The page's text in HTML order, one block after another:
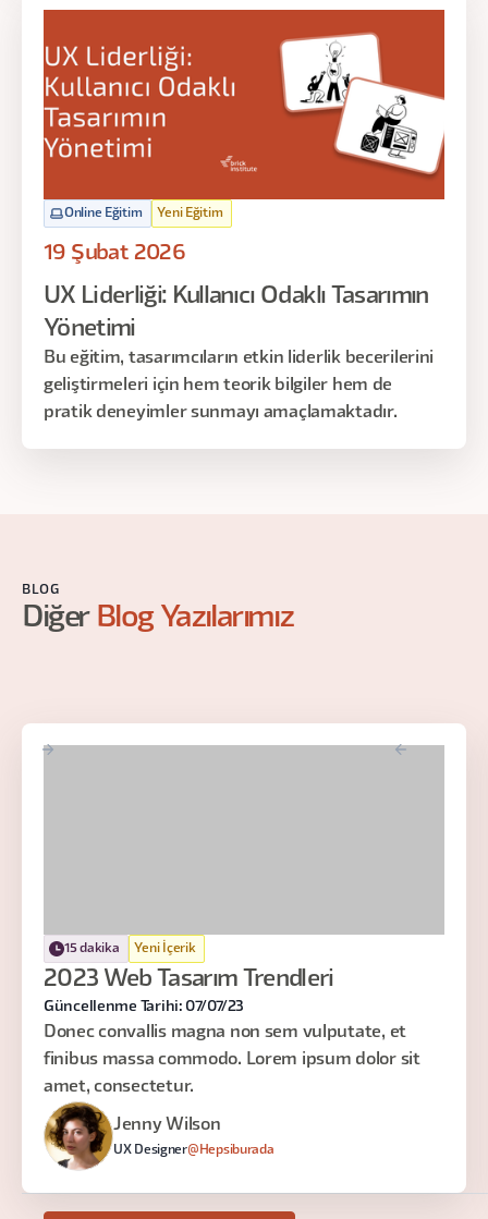
bir web sitesinin Handoff aşamasına kadar
tamamlanmasını içermektedir. Her katılımcının 1:1
mentorluk görüşmesi hakkı bulunmaktadır. Bu
kapsamda, her katılımcı 30 dakikalık bir süre
boyunca eğitmenle bire bir görüşme planlayabilir.
daha da derinleştirmenize olanak tanır.
Online Eğitim Yeni Eğitim
19 Şubat 2026
UX Liderliği: Kullanıcı Odaklı Tasarımın
Yönetimi
Bu eğitim, tasarımcıların etkin liderlik becerilerini
geliştirmeleri için hem teorik bilgiler hem de
pratik deneyimler sunmayı amaçlamaktadır.
BLOG
Diğer Blog Yazılarımız
15 dakika Yeni İçerik
2023 Web Tasarım Trendleri
Güncellenme Tarihi: 07/07/23
Donec convallis magna non sem vulputate, et
finibus massa commodo. Lorem ipsum dolor sit
amet, consectetur.
Jenny Wilson
UX Designer@Hepsiburada